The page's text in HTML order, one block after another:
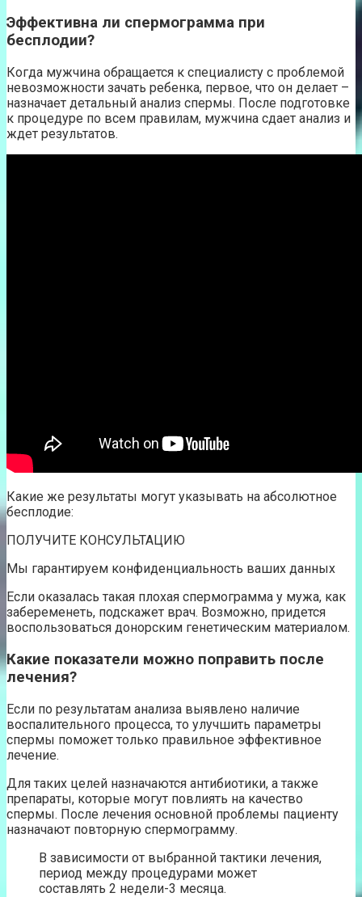
Эффективна ли спермограмма при
бесплодии?
Когда мужчина обращается к специалисту с проблемой
невозможности зачать ребенка, первое, что он делает –
назначает детальный анализ спермы. После подготовке
к процедуре по всем правилам, мужчина сдает анализ и
ждет результатов.
Какие же результаты могут указывать на абсолютное
бесплодие:
ПОЛУЧИТЕ КОНСУЛЬТАЦИЮ
Мы гарантируем конфиденциальность ваших данных
Если оказалась такая плохая спермограмма у мужа, как
забеременеть, подскажет врач. Возможно, придется
воспользоваться донорским генетическим материалом.
Какие показатели можно поправить после
лечения?
Если по результатам анализа выявлено наличие
воспалительного процесса, то улучшить параметры
спермы поможет только правильное эффективное
лечение.
Для таких целей назначаются антибиотики, а также
препараты, которые могут повлиять на качество
спермы. После лечения основной проблемы пациенту
назначают повторную спермограмму.
В зависимости от выбранной тактики лечения,
период между процедурами может
составлять 2 недели-3 месяца.